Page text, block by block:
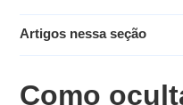
Artigos nessa seção
Como